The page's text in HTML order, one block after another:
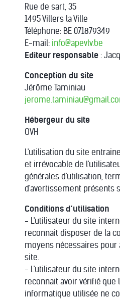
Rue de sart, 35
1495 Villers la Ville
Téléphone: BE 071879349
E-mail: info@apevlv.be
Editeur responsable :
Conception du site
Jérôme Taminiau
Hébergeur du site
OVH
L'utilisation du site
et irrévocable de
générales d'utilisation,
d'avertissement présents
Conditions d’utilisation
- L'utilisateur du site
reconnait disposer de la
moyens nécessaires
site.
- L'utilisateur du site
reconnait avoir vérifié que
informatique utilisée ne